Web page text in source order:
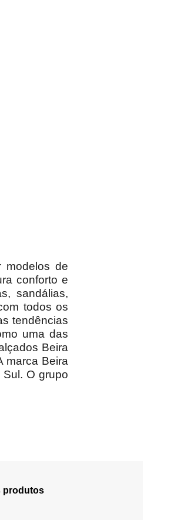
modelos de
conforto e
sandálias,
todos os
tendências
uma das
Beira
marca Beira
O grupo
produtos